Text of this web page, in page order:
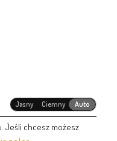
Jasny Ciemny Auto
Jeśli chcesz możesz